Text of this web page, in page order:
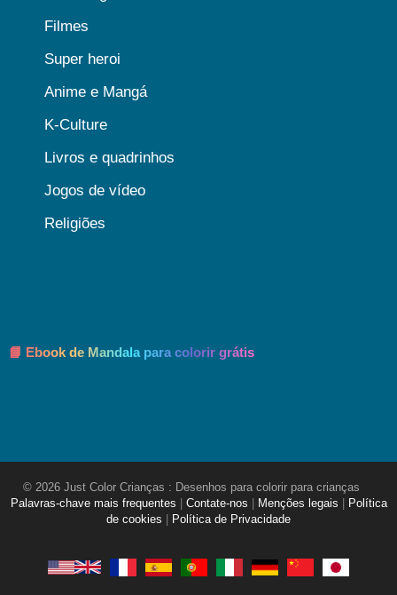
Filmes
Super heroi
Anime e Mangá
K-Culture
Livros e quadrinhos
Jogos de vídeo
Religiões
📘 Ebook de Mandala para colorir grátis
© 2026 Just Color Crianças : Desenhos para colorir para crianças
Palavras-chave mais frequentes
Contate-nos Menções legais
Política
de cookies
Política de Privacidade